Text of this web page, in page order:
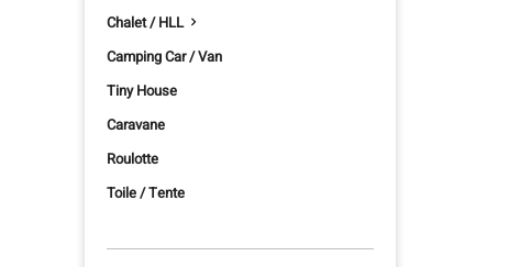
Chalet / HLL 
Camping Car / Van
Tiny House
Caravane
Roulotte
Toile / Tente